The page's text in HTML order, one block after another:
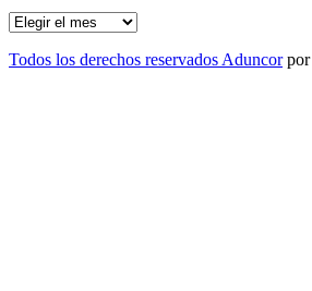
Archivos
Noticias
Todos los derechos reservados Aduncorpor